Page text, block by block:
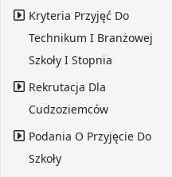
Kryteria Przyjęć Do
Technikum I Branżowej
Szkoły I Stopnia
Rekrutacja Dla
Cudzoziemców
Podania O Przyjęcie Do
Szkoły